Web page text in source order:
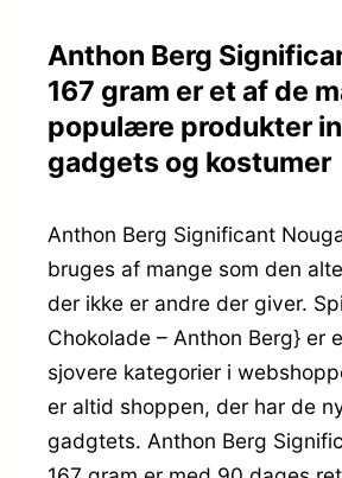
Anthon Berg
167 gram er et af de
populære produkter
gadgets og kostumer
Anthon Berg Significant
bruges af mange som den
der ikke er andre der giver.
Chokolade – Anthon Berg} er
sjovere kategorier i
er altid shoppen, der har de
gadgtets. Anthon Berg